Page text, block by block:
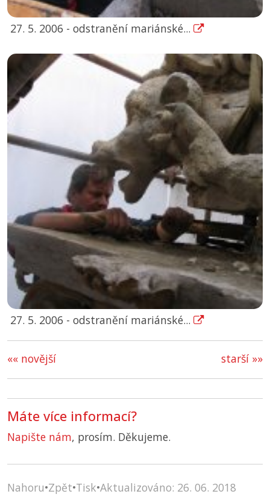
27. 5. 2006 - odstranění mariánské...
27. 5. 2006 - odstranění mariánské...
starší »»
«« novější
Máte více informací?
Napište nám, prosím. Děkujeme.
Nahoru•Zpět•Tisk•Aktualizováno: 26. 06. 2018